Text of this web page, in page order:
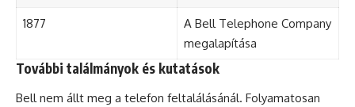
1877
A Bell Telephone Company
megalapítása
További találmányok és kutatások
Bell nem állt meg a telefon feltalálásánál. Folyamatosan